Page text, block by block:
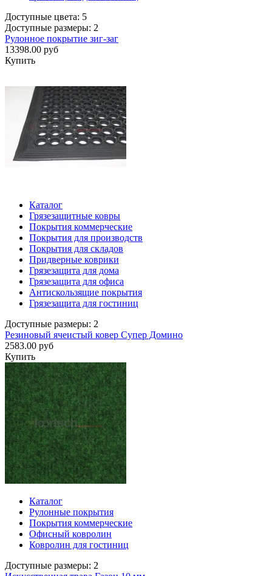
Доступные цвета: 5
Доступные размеры: 2
Рулонное покрытие зиг-заг
13398.00 руб
Купить
Каталог
Грязезащитные ковры
Покрытия коммерческие
Покрытия для производств
Покрытия для складов
Придверные коврики
Грязезащита для дома
Грязезащита для офиса
Антискользящие покрытия
Грязезащита для гостиниц
Доступные размеры: 2
Резиновый ячеистый ковер Супер Домино
2583.00 руб
Купить
Каталог
Рулонные покрытия
Покрытия коммерческие
Офисный ковролин
Ковролин для гостиниц
Доступные размеры: 2